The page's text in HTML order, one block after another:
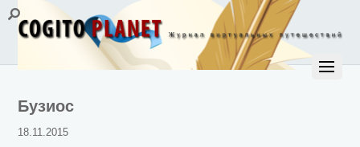
Бузиос
18.11.2015